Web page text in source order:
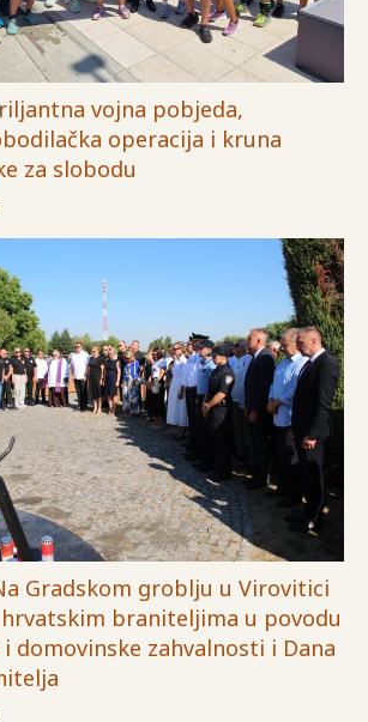
vojna pobjeda,
operacija i kruna
za slobodu
Gradskom groblju u Virovitici
braniteljima u povodu
domovinske zahvalnosti i Dana